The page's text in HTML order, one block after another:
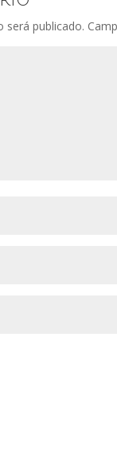
será publicado.